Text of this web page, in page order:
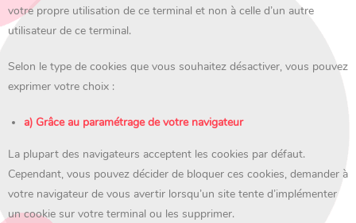
votre propre utilisation de ce terminal et non à celle d’un autre
utilisateur de ce terminal.
Selon le type de cookies que vous souhaitez désactiver, vous pouvez
exprimer votre choix :
a) Grâce au paramétrage de votre navigateur
La plupart des navigateurs acceptent les cookies par défaut.
Cependant, vous pouvez décider de bloquer ces cookies, demander à
votre navigateur de vous avertir lorsqu’un site tente d’implémenter
un cookie sur votre terminal ou les supprimer.